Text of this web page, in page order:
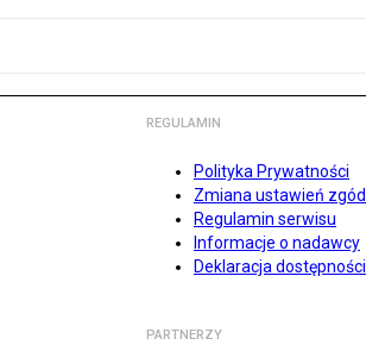
REGULAMIN
Polityka Prywatności
Zmiana ustawień zgód
Regulamin serwisu
Informacje o nadawcy
Deklaracja dostępności
PARTNERZY